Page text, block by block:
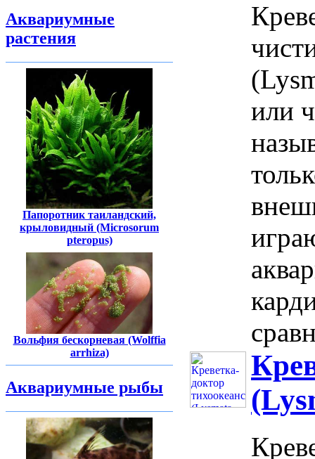
Аквариумные
растения
Папоротник таиландский,
крыловидный (Microsorum
pteropus)
Вольфия бескорневая (Wolffia
arrhiza)
Аквариумные рыбы
или